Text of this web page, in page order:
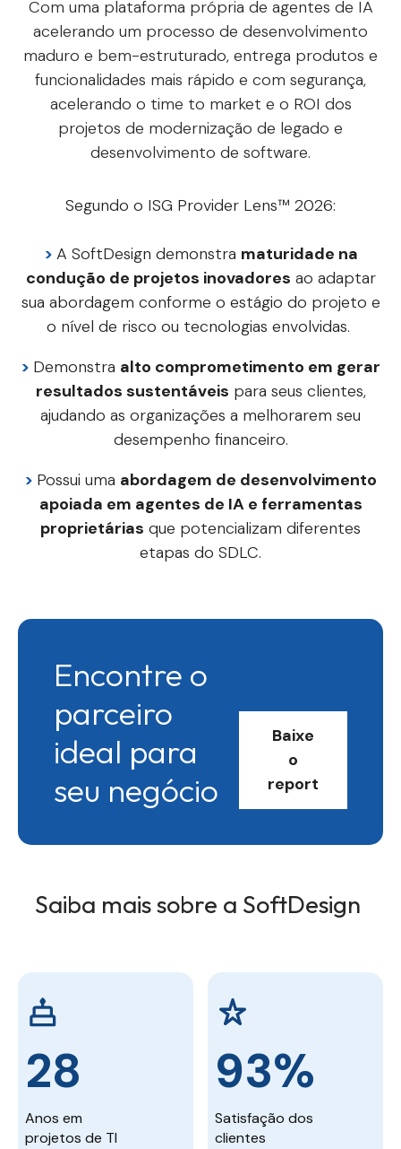
Com uma plataforma própria de agentes de IA
acelerando um processo de desenvolvimento
maduro e bem-estruturado, entrega produtos e
funcionalidades mais rápido e com segurança,
acelerando o time to market e o ROI dos
projetos de modernização de legado e
desenvolvimento de software.
Segundo o ISG Provider Lens™ 2026:
> A SoftDesign demonstra maturidade na
condução de projetos inovadores ao adaptar
sua abordagem conforme o estágio do projeto e
o nível de risco ou tecnologias envolvidas.
> Demonstra alto comprometimento em gerar
resultados sustentáveis para seus clientes,
ajudando as organizações a melhorarem seu
desempenho financeiro.
> Possui uma abordagem de desenvolvimento
apoiada em agentes de IA e ferramentas
proprietárias que potencializam diferentes
etapas do SDLC.
Encontre o
parceiro
ideal para
seu negócio
Baixe
o
report
Saiba mais sobre a SoftDesign
28
Anos em
projetos de TI
93%
Satisfação dos
clientes